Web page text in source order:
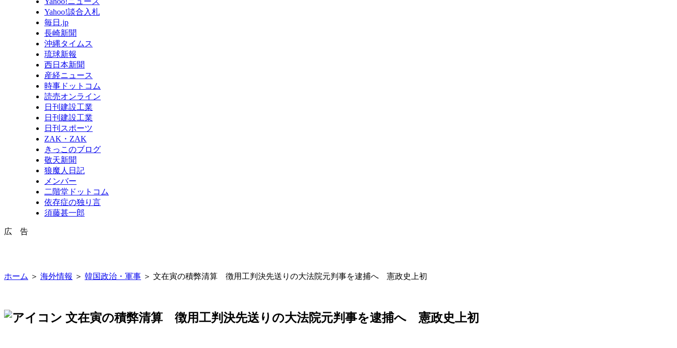
Yahoo!談合入札
毎日.jp
長崎新聞
沖縄タイムス
琉球新報
西日本新聞
産経ニュース
時事ドットコム
読売オンライン
日刊建設工業
日刊建設工業
日刊スポーツ
ZAK・ZAK
きっこのブログ
敬天新聞
狼魔人日記
メンバー
二階堂ドットコム
依存症の独り言
須藤甚一郎
広 告
ホーム ＞ 海外情報 ＞ 韓国政治・軍事 ＞ 文在寅の積弊清算 徴用工判決先送りの大法院元判事を逮捕へ 憲政史上初
文在寅の積弊清算 徴用工判決先送りの大法院元判事を逮捕へ 憲政史上初